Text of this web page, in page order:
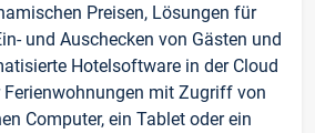
Preisen, Lösungen für
und Auschecken von Gästen und
Hotelsoftware in der Cloud
mit Zugriff von
Computer, ein Tablet oder ein